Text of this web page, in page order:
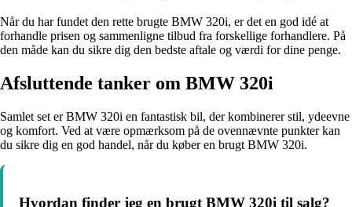
Når du har fundet den rette brugte BMW 320i, er det en god idé at
forhandle prisen og sammenligne tilbud fra forskellige forhandlere. På
den måde kan du sikre dig den bedste aftale og værdi for dine penge.
Afsluttende tanker om BMW 320i
Samlet set er BMW 320i en fantastisk bil, der kombinerer stil, ydeevne
og komfort. Ved at være opmærksom på de ovennævnte punkter kan
du sikre dig en god handel, når du køber en brugt BMW 320i.
Hvordan finder jeg en brugt BMW 320i til salg?